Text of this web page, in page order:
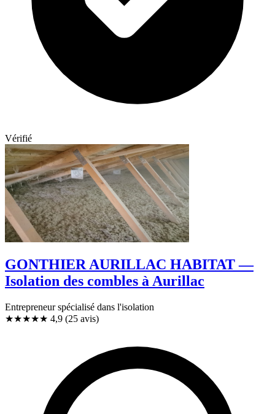
Vérifié
GONTHIER AURILLAC HABITAT —
Isolation des combles à Aurillac
Entrepreneur spécialisé dans l'isolation
★★★★★ 4,9 (25 avis)